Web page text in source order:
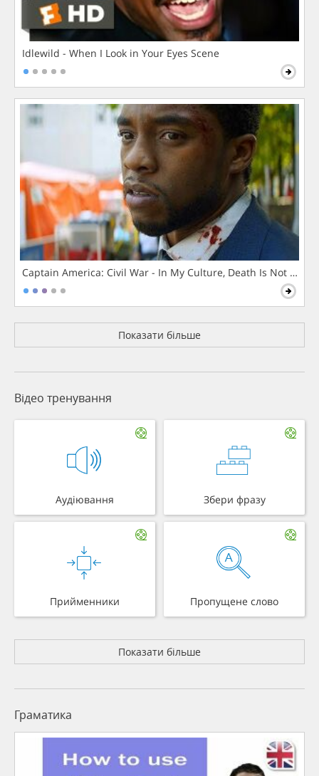
Idlewild - When I Look in Your Eyes Scene
Captain America: Civil War - In My Culture, Death Is Not The
Показати більше
Відео тренування
Аудіювання Збери фразу
Прийменники Пропущене слово
Показати більше
Граматика